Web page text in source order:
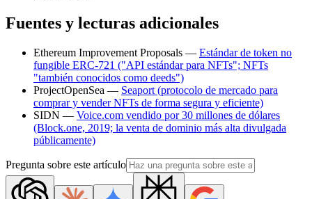
Fuentes y lecturas adicionales
Ethereum Improvement Proposals — Estándar de token no
fungible ERC-721 ("API estándar para NFTs"; NFTs
"también conocidos como deeds")
ProjectOpenSea — Seaport (protocolo de mercado para
comprar y vender NFTs de forma segura y eficiente)
SIDN — Voice.com vendido por 30 millones de dólares
(Block.one, 2019; la venta de dominio más alta divulgada
públicamente)
Pregunta sobre este artículo